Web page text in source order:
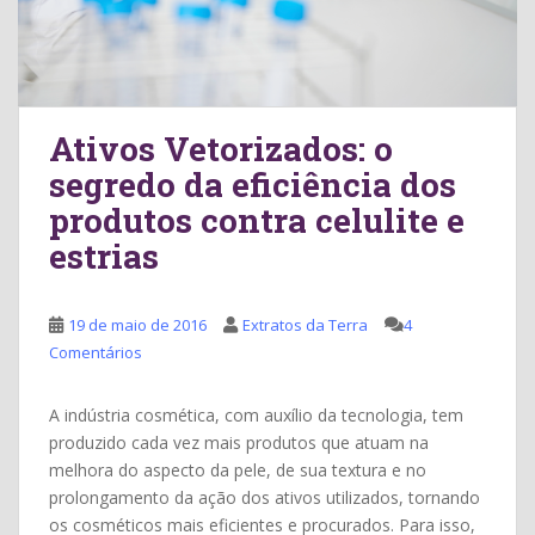
Ativos Vetorizados: o
segredo da eficiência dos
produtos contra celulite e
estrias
19 de maio de 2016 Extratos da Terra
4
Comentários
A indústria cosmética, com auxílio da tecnologia, tem
produzido cada vez mais produtos que atuam na
melhora do aspecto da pele, de sua textura e no
prolongamento da ação dos ativos utilizados, tornando
os cosméticos mais eficientes e procurados. Para isso,